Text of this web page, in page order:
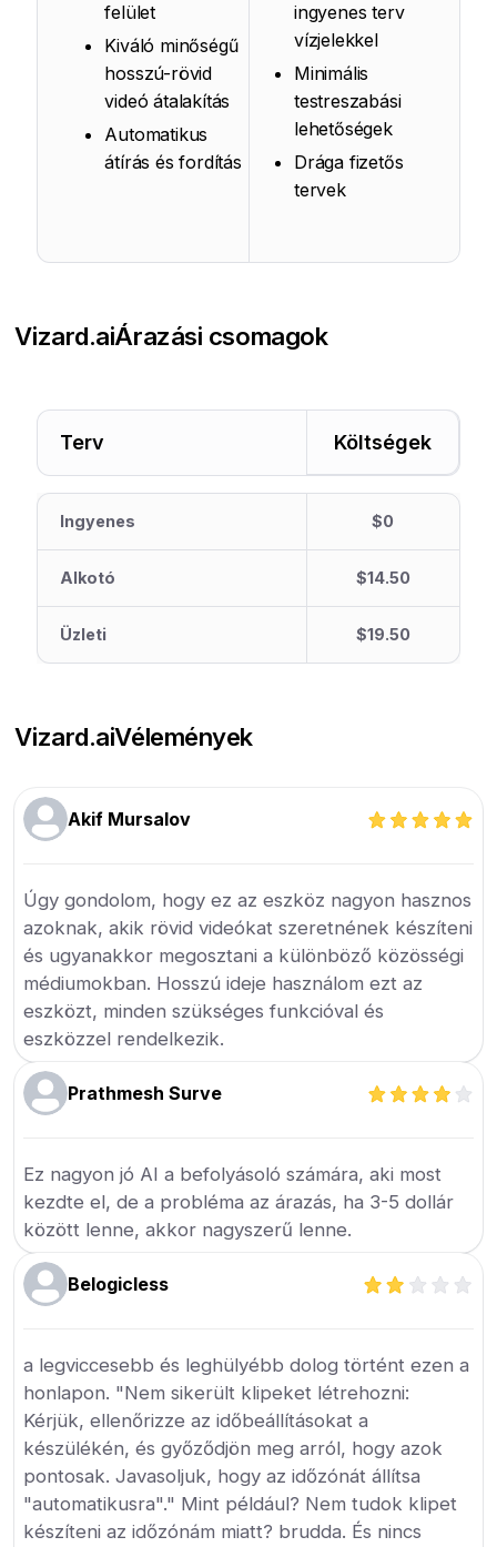
felület
Kiváló minőségű
hosszú-rövid
videó átalakítás
Automatikus
átírás és fordítás
ingyenes terv
vízjelekkel
Minimális
testreszabási
lehetőségek
Drága fizetős
tervek
Vizard.aiÁrazási csomagok
Terv Költségek
Ingyenes $0
Alkotó $14.50
Üzleti $19.50
Vizard.aiVélemények
Akif Mursalov
Úgy gondolom, hogy ez az eszköz nagyon hasznos
azoknak, akik rövid videókat szeretnének készíteni
és ugyanakkor megosztani a különböző közösségi
médiumokban. Hosszú ideje használom ezt az
eszközt, minden szükséges funkcióval és
eszközzel rendelkezik.
Prathmesh Surve
Ez nagyon jó AI a befolyásoló számára, aki most
kezdte el, de a probléma az árazás, ha 3-5 dollár
között lenne, akkor nagyszerű lenne.
Belogicless
a legviccesebb és leghülyébb dolog történt ezen a
honlapon. "Nem sikerült klipeket létrehozni:
Kérjük, ellenőrizze az időbeállításokat a
készülékén, és győződjön meg arról, hogy azok
pontosak. Javasoljuk, hogy az időzónát állítsa
"automatikusra"." Mint például? Nem tudok klipet
készíteni az időzónám miatt? brudda. És nincs